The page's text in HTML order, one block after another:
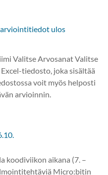
ulos
Valitse Arvosanat Valitse
tiedosto, joka sisältää
voit myös helposti
arvioinnin.
koodiviikon aikana (7. –
Micro:bitin